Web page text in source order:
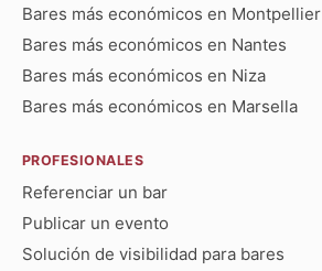
Bares más económicos en Montpellier
Bares más económicos en Nantes
Bares más económicos en Niza
Bares más económicos en Marsella
PROFESIONALES
Referenciar un bar
Publicar un evento
Solución de visibilidad para bares